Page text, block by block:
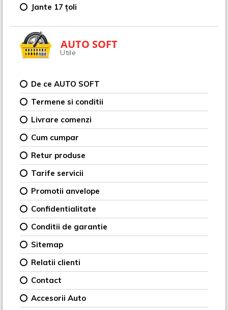
Jante 17 țoli
AUTO SOFT
Utile
De ce AUTO SOFT
Termene si conditii
Livrare comenzi
Cum cumpar
Retur produse
Tarife servicii
Promotii anvelope
Confidentialitate
Conditii de garantie
Sitemap
Relatii clienti
Contact
Accesorii Auto